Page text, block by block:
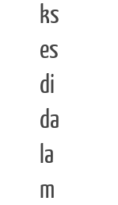
ks
es
di
da
la
m